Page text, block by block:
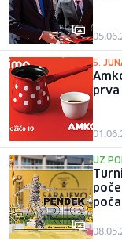
5.
prva
UZ